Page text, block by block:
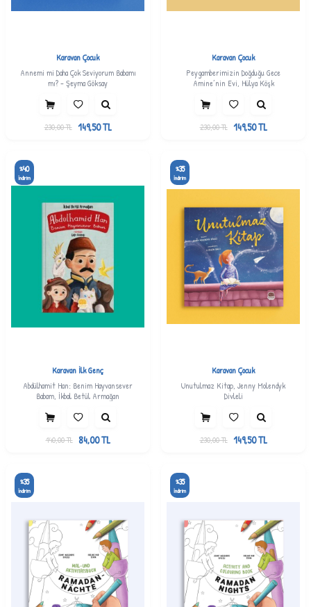
Karavan Çocuk
Annemi mi Daha Çok Seviyorum Babamı
mı? - Şeyma Göksay
230,00TL 149,50TL
Karavan Çocuk
Peygamberimizin Doğduğu Gece
Amine’nin Evi, Hülya Köşk
230,00TL 149,50TL
%40
İndirim
Karavan İlk Genç
Abdülhamit Han: Benim Hayvansever
Babam, İkbal Betül Armağan
140,00TL 84,00TL
%35
İndirim
Karavan Çocuk
Unutulmaz Kitap, Jenny Molendyk
Divleli
230,00TL 149,50TL
%35
İndirim
%35
İndirim